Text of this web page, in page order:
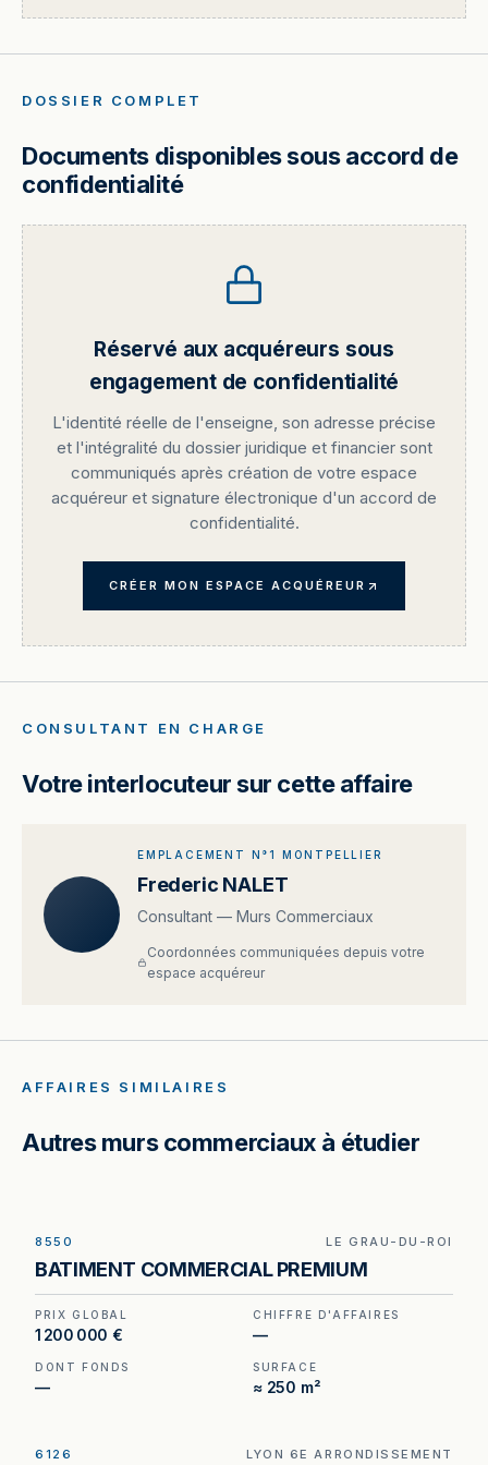
DOSSIER COMPLET
Documents disponibles sous accord de
confidentialité
Réservé aux acquéreurs sous
engagement de confidentialité
L'identité réelle de l'enseigne, son adresse précise
et l'intégralité du dossier juridique et financier sont
communiqués après création de votre espace
acquéreur et signature électronique d'un accord de
confidentialité.
CRÉER MON ESPACE ACQUÉREUR
CONSULTANT EN CHARGE
Votre interlocuteur sur cette affaire
EMPLACEMENT N°1 MONTPELLIER
Frederic NALET
Consultant — Murs Commerciaux
Coordonnées communiquées depuis votre
espace acquéreur
AFFAIRES SIMILAIRES
Autres murs commerciaux à étudier
de 1 200 000 €. (Honoraires à la charge du
8550 LE GRAU-DU-ROI
BATIMENT COMMERCIAL PREMIUM
PRIX GLOBAL
1 200 000 €
CHIFFRE D'AFFAIRES
—
DONT FONDS
—
SURFACE
≈ 250 m²
6126 LYON 6E ARRONDISSEMENT